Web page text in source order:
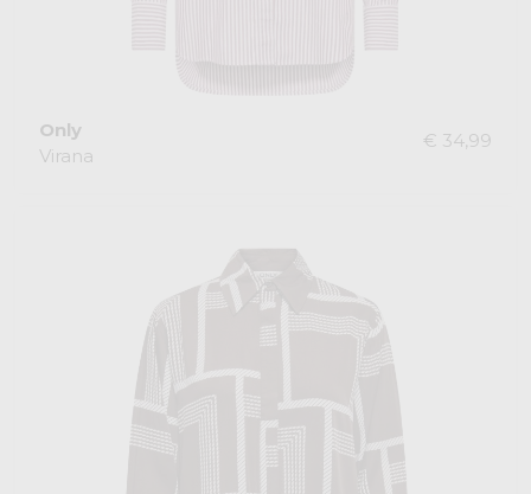
Only
Virana
€ 34,99